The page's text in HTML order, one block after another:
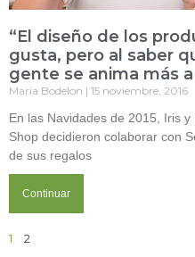
“El diseño de los
gusta, pero al saber
gente se anima más
Maria Bodelon 15 noviembre, 2016
En las Navidades de 2015, Iris
Shop decidieron colaborar con
de sus regalos
Continuar
1 2